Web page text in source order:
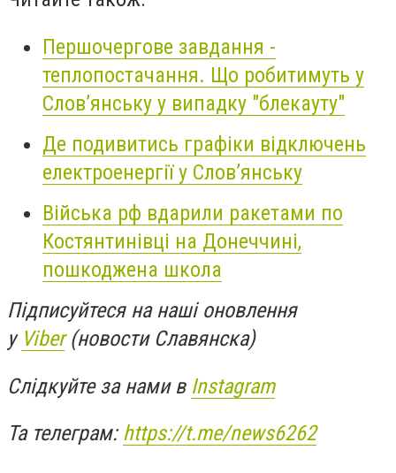
Першочергове завдання -
теплопостачання. Що робитимуть у
Слов’янську у випадку "блекауту"
Де подивитись графіки відключень
електроенергії у Слов’янську
Війська рф вдарили ракетами по
Костянтинівці на Донеччині,
пошкоджена школа
Підписуйтеся на наші оновлення
у Viber(новости Славянска)
Слідкуйте за нами в Instagram
Та телеграм:https://t.me/news6262